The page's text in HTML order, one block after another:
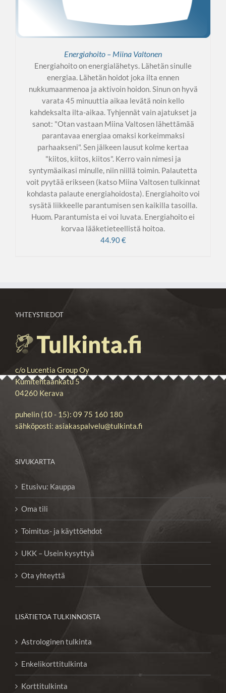
Energiahoito – Miina Valtonen
Energiahoito on energialähetys. Lähetän sinulle
energiaa. Lähetän hoidot joka ilta ennen
nukkumaanmenoa ja aktivoin hoidon. Sinun on hyvä
varata 45 minuuttia aikaa levätä noin kello
kahdeksalta ilta-aikaa. Tyhjennät vain ajatukset ja
sanot: "Otan vastaan Miina Valtosen lähettämää
parantavaa energiaa omaksi korkeimmaksi
parhaakseni". Sen jälkeen lausut kolme kertaa
"kiitos, kiitos, kiitos". Kerro vain nimesi ja
syntymäaikasi minulle, niin niillä toimin. Palautetta
voit pyytää erikseen (katso Miina Valtosen tulkinnat
kohdasta palaute energiahoidosta). Energiahoito voi
sysätä liikkeelle parantumisen sen kaikilla tasoilla.
Huom. Parantumista ei voi luvata. Energiahoito ei
korvaa lääketieteellistä hoitoa.
44.90€
YHTEYSTIEDOT
c/o Lucentia Group Oy
Kumitehtaankatu 5
04260 Kerava
puhelin (10 - 15): 09 75 160 180
sähköposti: asiakaspalvelu@tulkinta.fi
SIVUKARTTA
Etusivu: Kauppa
Oma tili
Toimitus- ja käyttöehdot
UKK – Usein kysyttyä
Ota yhteyttä
LISÄTIETOA TULKINNOISTA
Astrologinen tulkinta
Enkelikorttitulkinta
Korttitulkinta